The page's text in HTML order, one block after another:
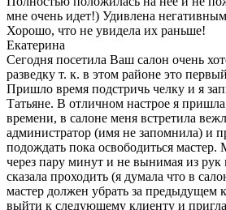
мне очень идет!) Удивлена
Хорошо, что не увидела их раньше!
Екатерина
Сегодня посетила Ваш салон очень
разведку т. к. в этом районе это
Пришло время подстричь челку и я
Татьяне. В отличном настрое я
времени, в салоне меня встретила
администратор (имя не запомнила) и
подождать пока освободиться мастер.
через пару минут и не вынимая из рук
сказала проходить (я думала что в
мастер должен убрать за предыдущем
выйти к следующему клиенту и